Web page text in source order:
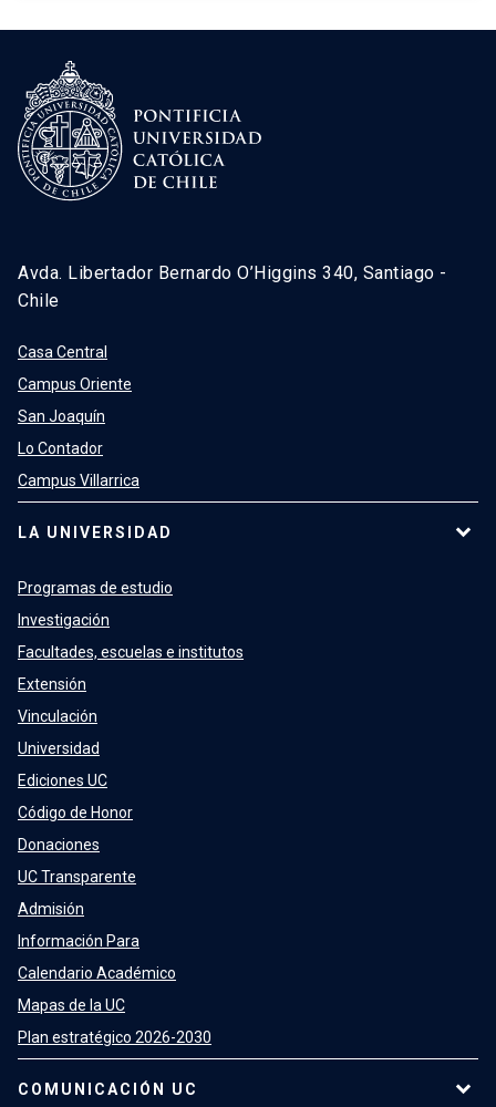
Avda. Libertador Bernardo O’Higgins 340, Santiago -
Chile
Casa Central
Campus Oriente
San Joaquín
Lo Contador
Campus Villarrica
LA UNIVERSIDAD
Programas de estudio
Investigación
Facultades, escuelas e institutos
Extensión
Vinculación
Universidad
Ediciones UC
Código de Honor
Donaciones
UC Transparente
Admisión
Información Para
Calendario Académico
Mapas de la UC
Plan estratégico 2026-2030
COMUNICACIÓN UC